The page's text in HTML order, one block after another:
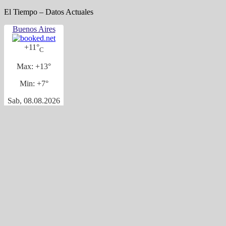
El Tiempo – Datos Actuales
Buenos Aires
+11°C
Max: +13°
Min: +7°
Sab, 08.08.2026